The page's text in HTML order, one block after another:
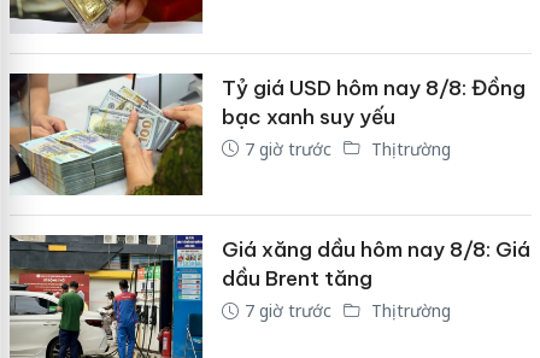
Tỷ giá USD hôm nay 8/8: Đồng
bạc xanh suy yếu
7 giờ trước Thị trường
Giá xăng dầu hôm nay 8/8: Giá
dầu Brent tăng
7 giờ trước Thị trường